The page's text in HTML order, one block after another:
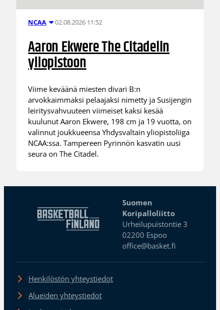
NCAA 02.08.2026 11:52
Aaron Ekwere The Citadelin
yliopistoon
Viime keväänä miesten divari B:n
arvokkaimmaksi pelaajaksi nimetty ja Susijengin
leiritysvahvuuteen viimeiset kaksi kesää
kuulunut Aaron Ekwere, 198 cm ja 19 vuotta, on
valinnut joukkueensa Yhdysvaltain yliopistoliiga
NCAA:ssa. Tampereen Pyrinnön kasvatin uusi
seura on The Citadel.
Suomen
Koripalloliitto
Urheilupuistontie 3
02200 Espoo
office@basket.fi
Henkilöstön yhteystiedot
Alueiden yhteystiedot